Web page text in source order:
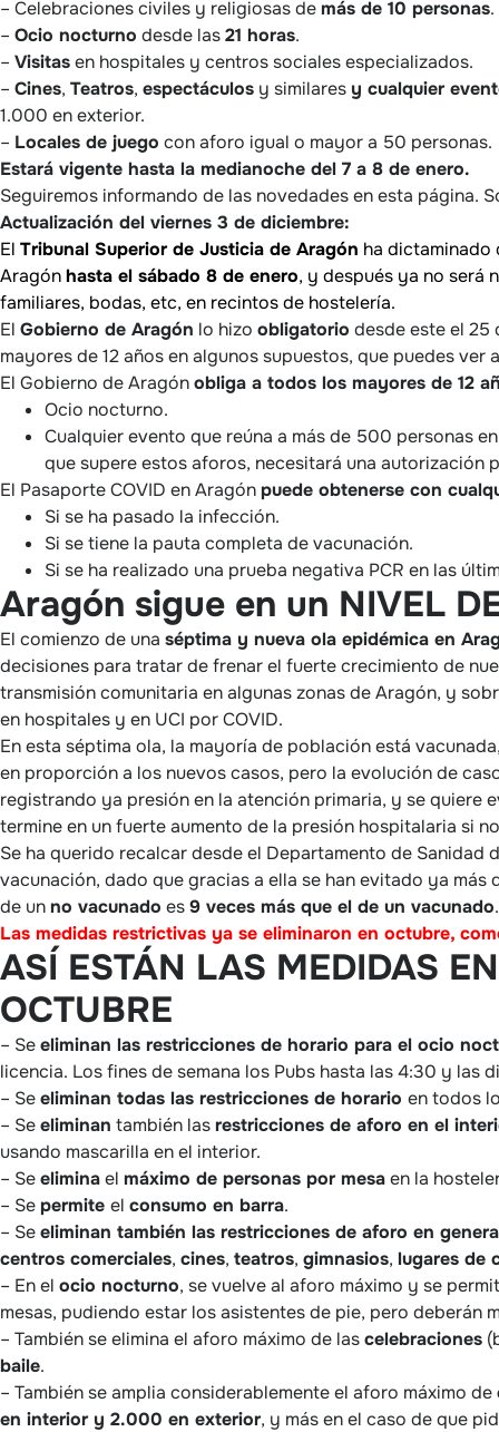
– Celebraciones civiles y religiosas demás de 10 personas.
– Ocio nocturno desde las21 horas.
– Visitasen hospitales y centros sociales especializados.
– Cines, Teatros, espectáculos y similares y cualquier
1.000 en exterior.
– Locales de juego con aforo igual o mayor a 50 personas.
Estará vigente hasta la medianoche del 7 a 8 de enero.
Seguiremos informando de las novedades en esta página.
Actualización del viernes 3 de diciembre:
El Tribunal Superior de Justicia de Aragón ha dictaminado
Aragónhasta el sábado 8 de enero, y después ya no será
familiares, bodas, etc, en recintos de hostelería.
El Gobierno de Aragón lo hizo obligatorio desde este el 25
mayores de 12 años en algunos supuestos, que puedes ver
El Gobierno de Aragónobliga a todos los mayores de 12
Ocio nocturno.
Cualquier evento que reúna a más de 500 personas
que supere estos aforos, necesitará una autorización
El Pasaporte COVID en Aragónpuede obtenerse con
Si se ha pasado la infección.
Si se tiene la pauta completa de vacunación.
Si se ha realizado una prueba negativa PCR en las
Aragón sigue en un NIVEL
El comienzo de una séptima y nueva ola epidémica en
decisiones para tratar de frenar el fuerte crecimiento de
transmisión comunitaria en algunas zonas de Aragón, y
en hospitales y en UCI por COVID.
En esta séptima ola, la mayoría de población está
en proporción a los nuevos casos, pero la evolución de
registrando ya presión en la atención primaria, y se quiere
termine en un fuerte aumento de la presión hospitalaria si
Se ha querido recalcar desde el Departamento de Sanidad
vacunación, dado que gracias a ella se han evitado ya
de unno vacunado es9 veces más que el de un vacunado.
Las medidas restrictivas ya se eliminaron en octubre,
ASÍ ESTÁN LAS MEDIDAS
OCTUBRE
– Seeliminan las restricciones de horario para el ocio
licencia. Los fines de semana los Pubs hasta las 4:30 y las
– Seeliminan todas las restricciones de horario en todos
– Seeliminan también lasrestricciones de aforo en el
usando mascarilla en el interior.
– Seeliminael máximo de personas por mesaen la
– Sepermite el consumo en barra.
– Seeliminan también las restricciones de aforo en
centros comerciales, cines, teatros, gimnasios, lugares de
– En el ocio nocturno, se vuelve al aforo máximo y se
mesas, pudiendo estar los asistentes de pie, pero deberán
– También se elimina el aforo máximo de lascelebraciones
baile.
– También se amplia considerablemente el aforo máximo de
en interior y 2.000 en exterior, y más en el caso de que